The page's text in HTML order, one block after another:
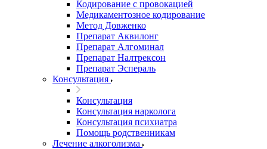
Кодирование с провокацией
Медикаментозное кодирование
Метод Довженко
Препарат Аквилонг
Препарат Алгоминал
Препарат Налтрексон
Препарат Эспераль
Консультация
Консультация
Консультация нарколога
Консультация психиатра
Помощь родственникам
Лечение алкоголизма